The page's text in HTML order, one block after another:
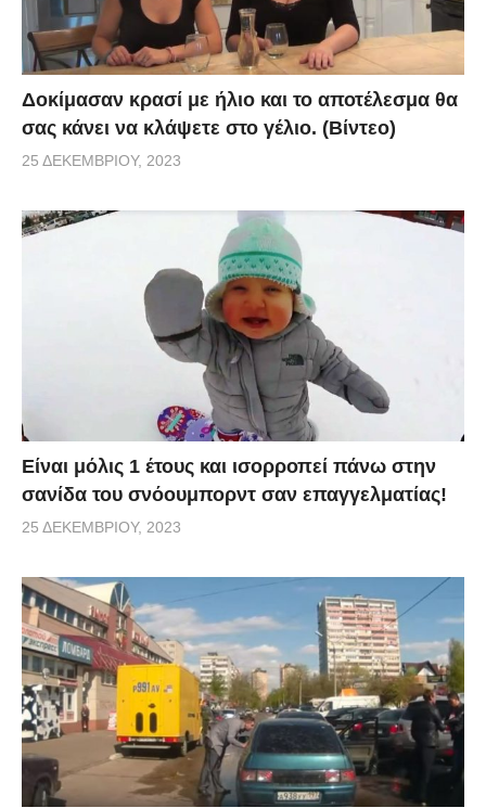
Δοκίμασαν κρασί με ήλιο και το αποτέλεσμα θα
σας κάνει να κλάψετε στο γέλιο. (Βίντεο)
25 ΔΕΚΕΜΒΡΊΟΥ, 2023
Είναι μόλις 1 έτους και ισορροπεί πάνω στην
σανίδα του σνόουμπορντ σαν επαγγελματίας!
25 ΔΕΚΕΜΒΡΊΟΥ, 2023